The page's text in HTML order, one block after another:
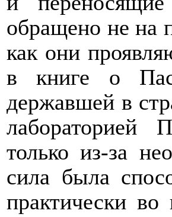
обращено не на
как они
в книге о
державшей в
лабораторией
только из-за
сила была
практически